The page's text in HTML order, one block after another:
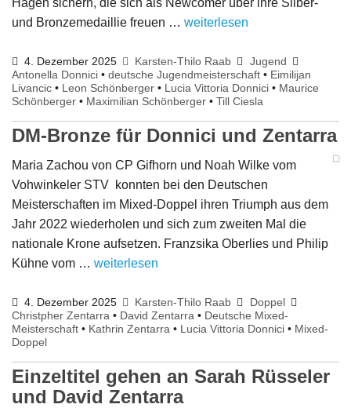
Hagen sichern, die sich als Newcomer über ihre Silber-
und Bronzemedaillie freuen … weiterlesen
4. Dezember 2025 Karsten-Thilo Raab
Jugend
Antonella Donnici • deutsche Jugendmeisterschaft • Eimilijan
Livancic • Leon Schönberger • Lucia Vittoria Donnici • Maurice
Schönberger • Maximilian Schönberger • Till Ciesla
DM-Bronze für Donnici und Zentarra
Maria Zachou von CP Gifhorn und Noah Wilke vom
Vohwinkeler STV konnten bei den Deutschen
Meisterschaften im Mixed-Doppel ihren Triumph aus dem
Jahr 2022 wiederholen und sich zum zweiten Mal die
nationale Krone aufsetzen. Franzsika Oberlies und Philip
Kühne vom … weiterlesen
4. Dezember 2025 Karsten-Thilo Raab
Doppel
Christpher Zentarra • David Zentarra • Deutsche Mixed-
Meisterschaft • Kathrin Zentarra • Lucia Vittoria Donnici • Mixed-
Doppel
Einzeltitel gehen an Sarah Rüsseler
und David Zentarra